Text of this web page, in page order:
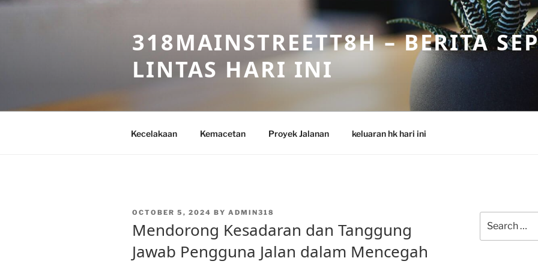
Skip
318MAINSTREETT8H – BERITA
LINTAS HARI INI
Kecelakaan Kemacetan Proyek Jalanan keluaran hk hari ini
POSTED
OCTOBER 5, 2024 BY ADMIN318
Mendorong Kesadaran dan Tanggung
Jawab Pengguna Jalan dalam Mencegah
for: